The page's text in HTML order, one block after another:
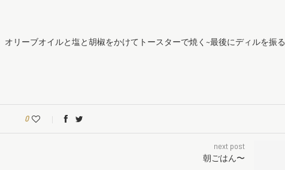
リーブオイルと塩と胡椒をかけてトースターで焼く~最後にディルを振る
0
next post
朝ごはん〜